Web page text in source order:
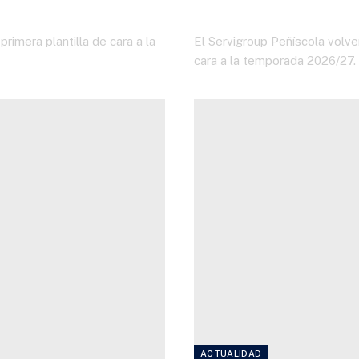
plantilla de cara a la
El Servigroup Peñíscola
cara a la temporada 2026/
ACTUALIDAD